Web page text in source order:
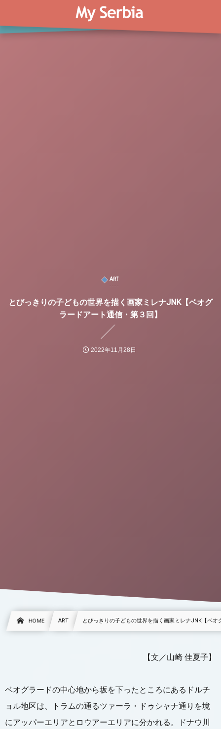
ART
とびっきりの子どもの世界を描く画家ミレナJNK【ベオグ
ラードアート通信・第３回】
2022年11月28日
HOME ART とびっきりの子どもの世界を描く画家ミレナJNK【ベオ
【文／山崎 佳夏子】
ベオグラードの中心地から坂を下ったところにあるドルチ
ョル地区は、トラムの通るツァーラ・ドゥシャナ通りを境
にアッパーエリアとロウアーエリアに分かれる。ドナウ川